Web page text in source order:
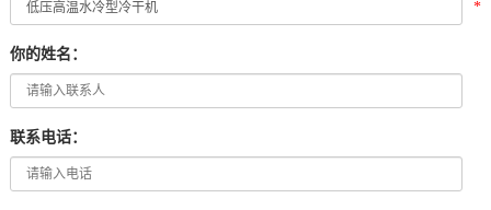
*
你的姓名：
联系电话：